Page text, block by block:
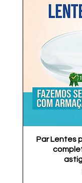
Par Lentes